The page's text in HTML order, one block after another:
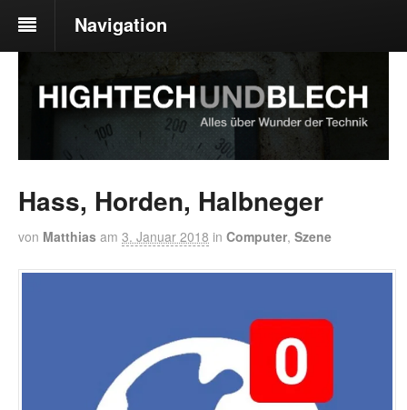
Navigation
Hass, Horden, Halbneger
von Matthias am 3. Januar 2018 in Computer, Szene